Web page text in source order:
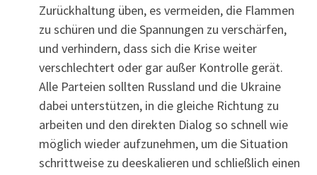
Zurückhaltung üben, es vermeiden, die Flammen
zu schüren und die Spannungen zu verschärfen,
und verhindern, dass sich die Krise weiter
verschlechtert oder gar außer Kontrolle gerät.
Alle Parteien sollten Russland und die Ukraine
dabei unterstützen, in die gleiche Richtung zu
arbeiten und den direkten Dialog so schnell wie
möglich wieder aufzunehmen, um die Situation
schrittweise zu deeskalieren und schließlich einen